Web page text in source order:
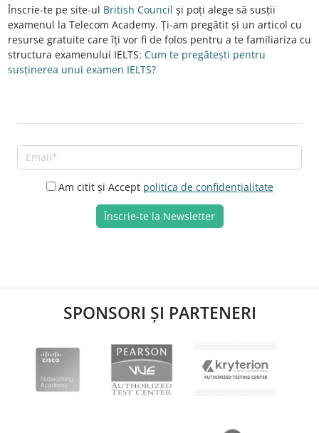
Înscrie-te pe site-ul British Council și poți alege să susții
examenul la Telecom Academy. Ți-am pregătit și un articol cu
resurse gratuite care îți vor fi de folos pentru a te familiariza cu
structura examenului IELTS: Cum te pregătești pentru
susținerea unui examen IELTS?
Am citit și Accept politica de confidențialitate
SPONSORI ȘI PARTENERI